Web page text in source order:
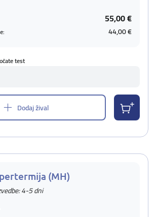
55,00 €
44,00 €
test
Dodaj žival
(MH)
4-5 dni